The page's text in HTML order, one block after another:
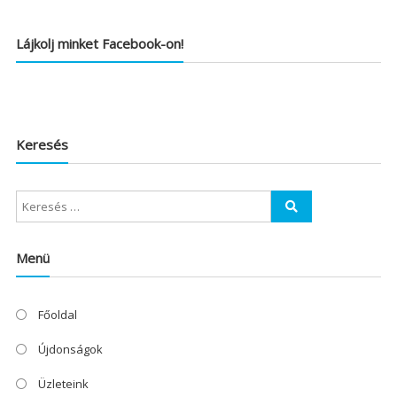
Lájkolj minket Facebook-on!
Keresés
Menü
Főoldal
Újdonságok
Üzleteink